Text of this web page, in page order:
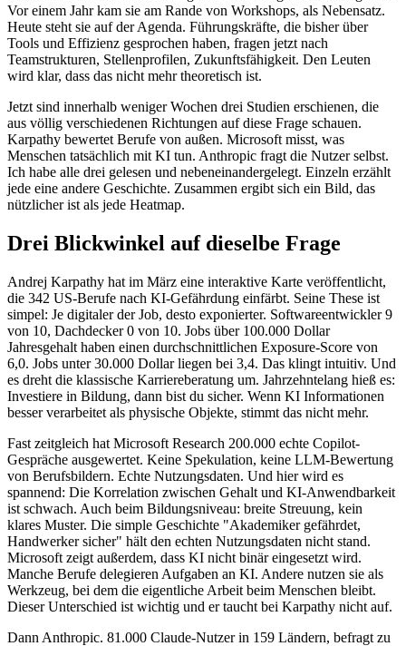
Vor einem Jahr kam sie am Rande von Workshops, als Nebensatz.
Heute steht sie auf der Agenda. Führungskräfte, die bisher über
Tools und Effizienz gesprochen haben, fragen jetzt nach
Teamstrukturen, Stellenprofilen, Zukunftsfähigkeit. Den Leuten
wird klar, dass das nicht mehr theoretisch ist.
Jetzt sind innerhalb weniger Wochen drei Studien erschienen, die
aus völlig verschiedenen Richtungen auf diese Frage schauen.
Karpathy bewertet Berufe von außen. Microsoft misst, was
Menschen tatsächlich mit KI tun. Anthropic fragt die Nutzer selbst.
Ich habe alle drei gelesen und nebeneinandergelegt. Einzeln erzählt
jede eine andere Geschichte. Zusammen ergibt sich ein Bild, das
nützlicher ist als jede Heatmap.
Drei Blickwinkel auf dieselbe Frage
Andrej Karpathy hat im März eine interaktive Karte veröffentlicht,
die 342 US-Berufe nach KI-Gefährdung einfärbt. Seine These ist
simpel: Je digitaler der Job, desto exponierter. Softwareentwickler 9
von 10, Dachdecker 0 von 10. Jobs über 100.000 Dollar
Jahresgehalt haben einen durchschnittlichen Exposure-Score von
6,0. Jobs unter 30.000 Dollar liegen bei 3,4. Das klingt intuitiv. Und
es dreht die klassische Karriereberatung um. Jahrzehntelang hieß es:
Investiere in Bildung, dann bist du sicher. Wenn KI Informationen
besser verarbeitet als physische Objekte, stimmt das nicht mehr.
Fast zeitgleich hat Microsoft Research 200.000 echte Copilot-
Gespräche ausgewertet. Keine Spekulation, keine LLM-Bewertung
von Berufsbildern. Echte Nutzungsdaten. Und hier wird es
spannend: Die Korrelation zwischen Gehalt und KI-Anwendbarkeit
ist schwach. Auch beim Bildungsniveau: breite Streuung, kein
klares Muster. Die simple Geschichte "Akademiker gefährdet,
Handwerker sicher" hält den echten Nutzungsdaten nicht stand.
Microsoft zeigt außerdem, dass KI nicht binär eingesetzt wird.
Manche Berufe delegieren Aufgaben an KI. Andere nutzen sie als
Werkzeug, bei dem die eigentliche Arbeit beim Menschen bleibt.
Dieser Unterschied ist wichtig und er taucht bei Karpathy nicht auf.
Dann Anthropic. 81.000 Claude-Nutzer in 159 Ländern, befragt zu